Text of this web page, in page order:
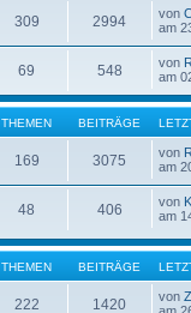
309 2994 von
am
69 548 von
am
THEMEN BEITRÄGE
169 3075 von
am
48 406 von
am
THEMEN BEITRÄGE
222 1420 von